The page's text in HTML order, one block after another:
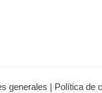
generales | Política de